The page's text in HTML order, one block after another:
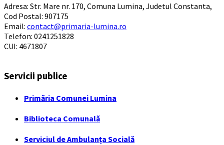
Adresa: Str. Mare nr. 170, Comuna Lumina, Judetul Constanta,
Cod Postal: 907175
Email: contact@primaria-lumina.ro
Telefon: 0241251828
CUI: 4671807
Servicii publice
Primăria Comunei Lumina
Biblioteca Comunală
Serviciul de Ambulanța Socială